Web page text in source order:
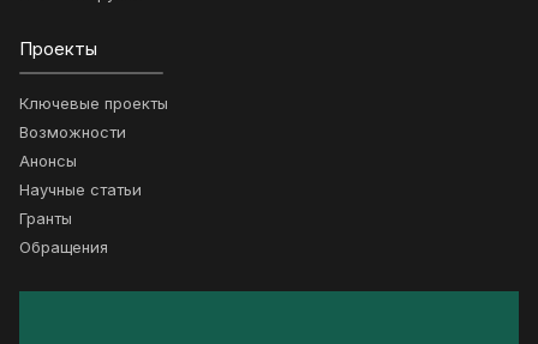
Проекты
Ключевые проекты
Возможности
Анонсы
Научные статьи
Гранты
Обращения